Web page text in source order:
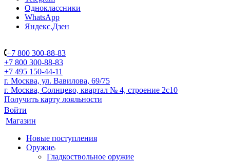
Одноклассники
WhatsApp
Яндекс.Дзен
+7 800 300-88-83
+7 800 300-88-83
+7 495 150-44-11
г. Москва, ул. Вавилова, 69/75
г. Москва, Солнцево, квартал № 4, строение 2с10
Получить карту лояльности
Войти
Магазин
Новые поступления
Оружие
Гладкоствольное оружие